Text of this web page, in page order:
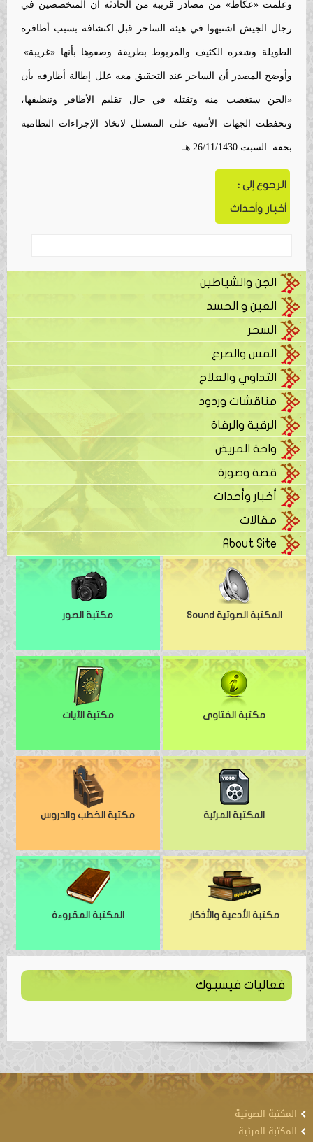
وعلمت «عكاظ» من مصادر قريبة من الحادثة أن المتخصصين في
رجال الجيش اشتبهوا في هيئة الساحر قبل اكتشافه بسبب أظافره
الطويلة وشعره الكثيف والمربوط بطريقة وصفوها بأنها «غريبة».
وأوضح المصدر أن الساحر عند التحقيق معه علل إطالة أظارفه بأن
«الجن ستغضب منه وتقتله في حال تقليم الأظافر وتنظيفها،
وتحفظت الجهات الأمنية على المتسلل لاتخاذ الإجراءات النظامية
بحقه. السبت 26/11/1430 هـ.
الرجوع إلى :
أخبار وأحداث
الجن والشياطين
العين و الحسد
السحر
المس والصرع
التداوي والعلاج
مناقشات وردود
الرقية والرقاة
واحة المريض
قصة وصورة
أخبار وأحداث
مقالات
About Site
المكتبة الصوتية Sound مكتبة الصور
مكتبة الفتاوى مكتبة الآيات
المكتبة المرئية مكتبة الخطب والدروس
مكتبة الأدعية والأذكار المكتبة المقروءة
فعاليات فيسبوك
المكتبة الصوتية
المكتبة المرئية